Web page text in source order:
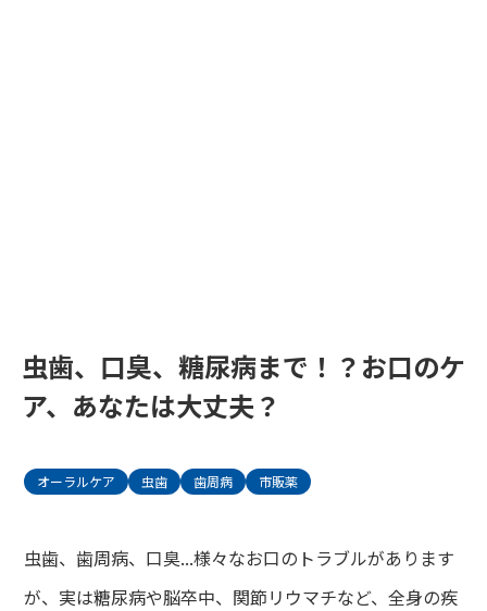
虫歯、口臭、糖尿病まで！？お口のケ
ア、あなたは大丈夫？
オーラルケア 虫歯 歯周病 市販薬
虫歯、歯周病、口臭...様々なお口のトラブルがあります
が、実は糖尿病や脳卒中、関節リウマチなど、全身の疾